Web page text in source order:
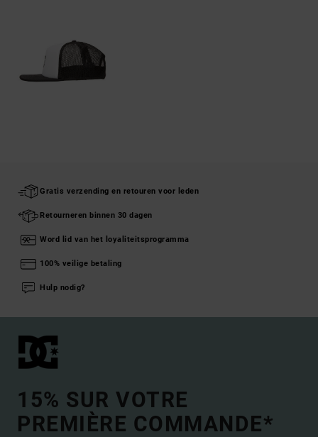
Gratis verzending en retouren voor leden
Retourneren binnen 30 dagen
Word lid van het loyaliteitsprogramma
100% veilige betaling
Hulp nodig?
15% SUR VOTRE
PREMIÈRE COMMANDE*